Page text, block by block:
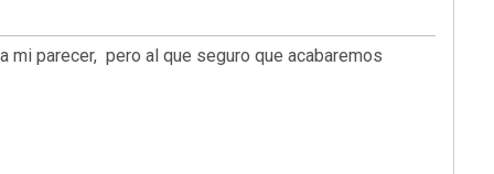
mi parecer, pero al que seguro que acabaremos